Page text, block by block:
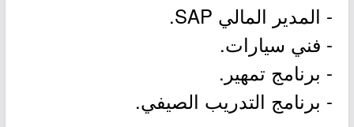
- المدير المالي SAP.
- فني سيارات.
- برنامج تمهير.
- برنامج التدريب الصيفي.